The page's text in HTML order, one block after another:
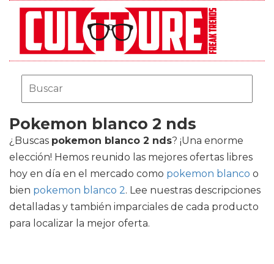
Pokemon blanco 2 nds
¿Buscas pokemon blanco 2 nds? ¡Una enorme
elección! Hemos reunido las mejores ofertas libres
hoy en día en el mercado como pokemon blanco o
bien pokemon blanco 2. Lee nuestras descripciones
detalladas y también imparciales de cada producto
para localizar la mejor oferta.